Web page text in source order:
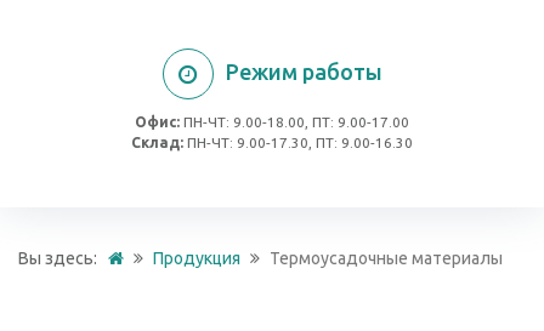
Режим работы
Офис: ПН-ЧТ: 9.00-18.00, ПТ: 9.00-17.00
Cклад: ПН-ЧТ: 9.00-17.30, ПТ: 9.00-16.30
Вы здесь: Продукция Термоусадочные материалы